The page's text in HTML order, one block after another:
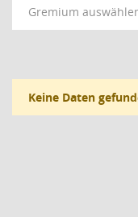
Gremium
Keine Daten